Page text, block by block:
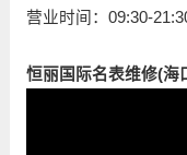
营业时间：09:30-
恒丽国际名表维修(海